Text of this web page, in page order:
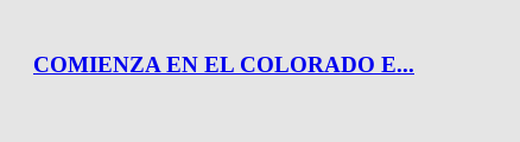
COMIENZA EN EL COLORADO E...